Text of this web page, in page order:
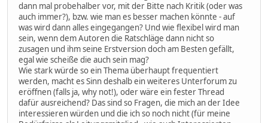
dann mal probehalber vor, mit der Bitte nach Kritik (oder was
auch immer?), bzw. wie man es besser machen könnte - auf
was wird dann alles eingegangen? Und wie flexibel wird man
sein, wenn dem Autoren die Ratschläge dann nicht so
zusagen und ihm seine Erstversion doch am Besten gefällt,
egal wie scheiße die auch sein mag?
Wie stark würde so ein Thema überhaupt frequentiert
werden, macht es Sinn deshalb ein weiteres Unterforum zu
eröffnen (falls ja, why not!), oder wäre ein fester Thread
dafür ausreichend? Das sind so Fragen, die mich an der Idee
interessieren würden und die ich so noch nicht (für meine